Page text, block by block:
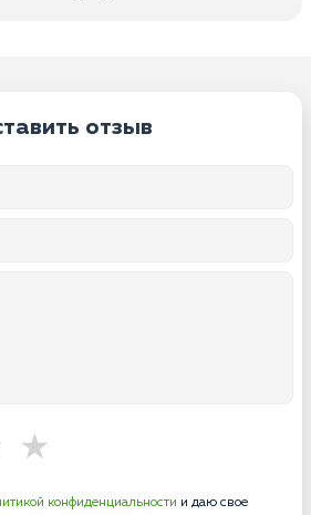
отзыв
конфиденциальности и даю свое